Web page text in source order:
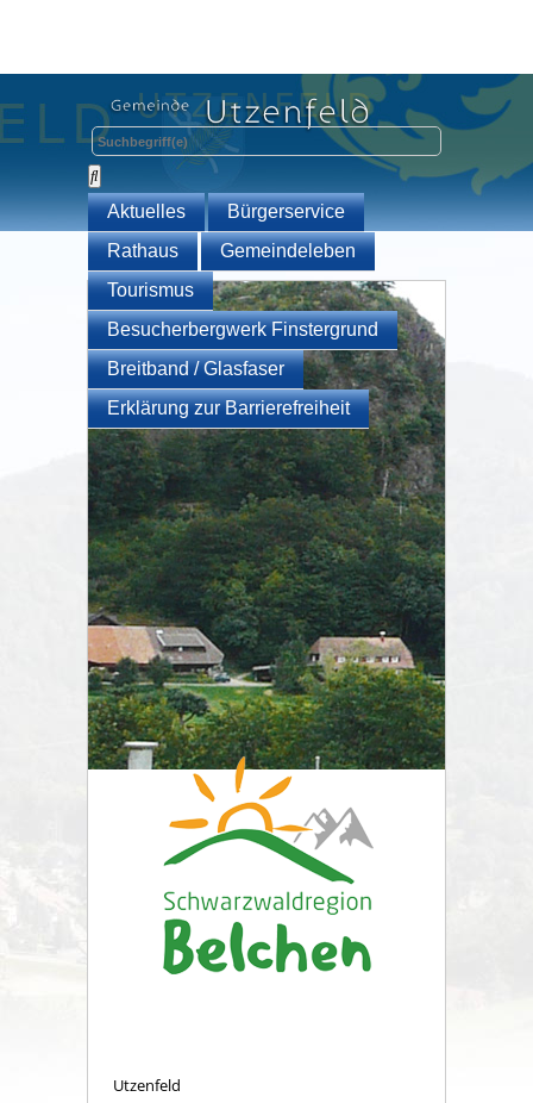
Aktuelles
Bürgerservice
Rathaus
Gemeindeleben
Tourismus
Besucherbergwerk Finstergrund
Breitband / Glasfaser
Erklärung zur Barrierefreiheit
Utzenfeld